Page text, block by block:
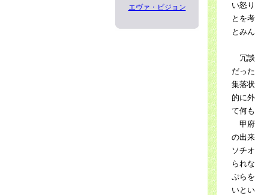
エヴァ・ビジョン
い怒
とを
とみ
冗談
だっ
集落
的に
て何
甲府
の出
ソチ
られ
ぷら
いと